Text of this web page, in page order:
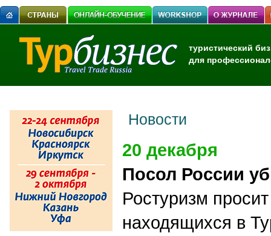
туристический
для
Новости
20 декабря
Посол России
Ростуризм
находящихся в